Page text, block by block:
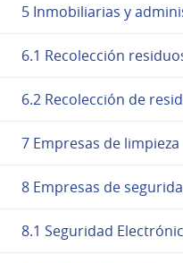
5 Inmobiliarias y
6.1 Recolección
6.2 Recolección de
7 Empresas de limpieza
8 Empresas de
8.1 Seguridad